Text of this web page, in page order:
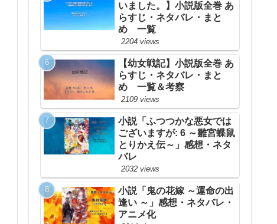
いました。】小説版全巻 あ
らすじ・ネタバレ・まと
め 一覧
2204 views
【幼女戦記】小説版全巻 あ
らすじ・ネタバレ・まと
め 一覧＆考察
2109 views
小説「ふつつかな悪女では
ございますが: 6 ～雛宮蝶鼠
とりかえ伝～」感想・ネタ
バレ
2032 views
小説「鬼の花嫁 ～運命の出
逢い ～」感想・ネタバレ・
アニメ化